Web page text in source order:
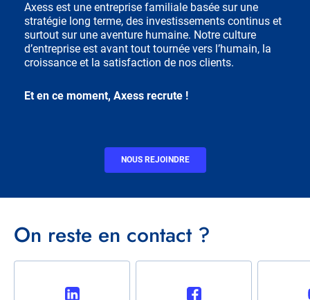
Description
Axess est une entreprise familiale basée sur une
stratégie long terme, des investissements continus et
surtout sur une aventure humaine. Notre culture
d’entreprise est avant tout tournée vers l’humain, la
croissance et la satisfaction de nos clients.
Et en ce moment, Axess recrute !
NOUS REJOINDRE
Titre
On reste en contact ?